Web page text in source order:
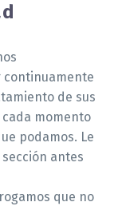
continuamente
de sus
momento
podamos. Le
antes
que no